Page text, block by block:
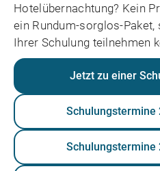
Hotelübernachtung? Kein
ein Rundum-sorglos-Paket,
Ihrer Schulung teilnehmen
Jetzt zu einer
Schulungstermine
Schulungstermine